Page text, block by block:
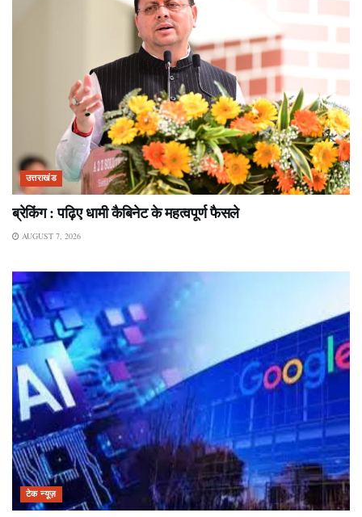
उत्तराखंड
ब्रेकिंग : पढ़िए धामी कैबिनेट के महत्वपूर्ण फैसले
AUGUST 7, 2026
टेक न्यूज़